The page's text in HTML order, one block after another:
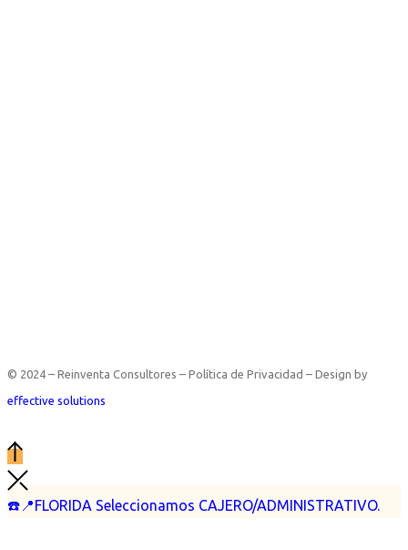
☎️📍FLORIDA Seleccionamos CAJERO/ADMINISTRATIVO.
© 2024 – Reinventa Consultores – Política de Privacidad – Design by
effective solutions